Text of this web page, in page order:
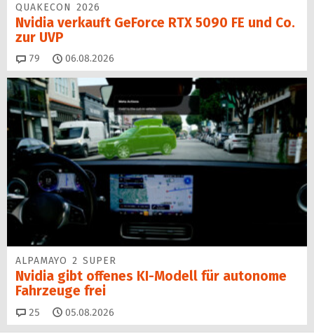
QUAKECON 2026
Nvidia verkauft GeForce RTX 5090 FE und Co.
zur UVP
79 Kommentare
06.08.2026
ALPAMAYO 2 SUPER
Nvidia gibt offenes KI-Modell für autonome
Fahrzeuge frei
25 Kommentare
05.08.2026